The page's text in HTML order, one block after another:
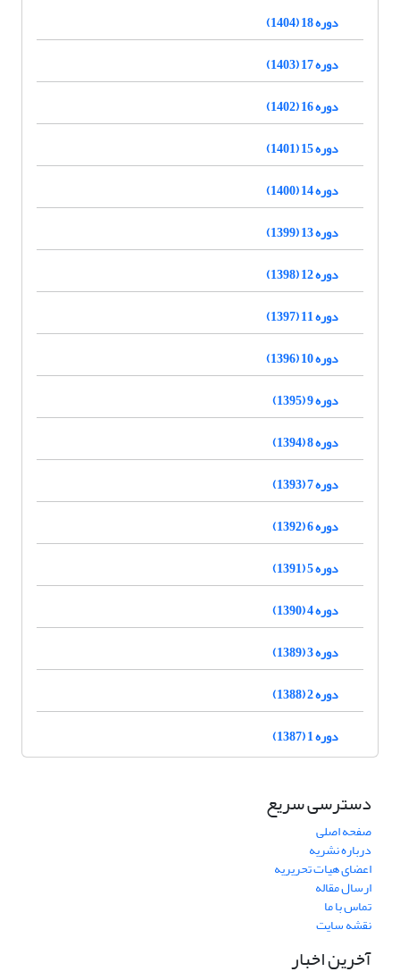
دوره 18 (1404)
دوره 17 (1403)
دوره 16 (1402)
دوره 15 (1401)
دوره 14 (1400)
دوره 13 (1399)
دوره 12 (1398)
دوره 11 (1397)
دوره 10 (1396)
دوره 9 (1395)
دوره 8 (1394)
دوره 7 (1393)
دوره 6 (1392)
دوره 5 (1391)
دوره 4 (1390)
دوره 3 (1389)
دوره 2 (1388)
دوره 1 (1387)
دسترسی سریع
صفحه اصلی
درباره نشریه
اعضای هیات تحریریه
ارسال مقاله
تماس با ما
نقشه سایت
آخرین اخبار